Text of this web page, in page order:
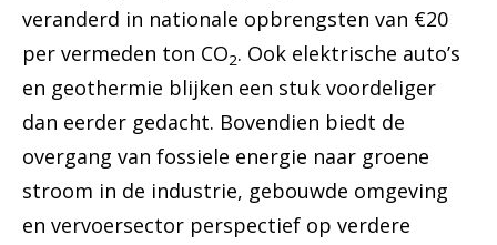
veranderd in nationale opbrengsten van €20
per vermeden ton CO2. Ook elektrische auto’s
en geothermie blijken een stuk voordeliger
dan eerder gedacht. Bovendien biedt de
overgang van fossiele energie naar groene
stroom in de industrie, gebouwde omgeving
en vervoersector perspectief op verdere